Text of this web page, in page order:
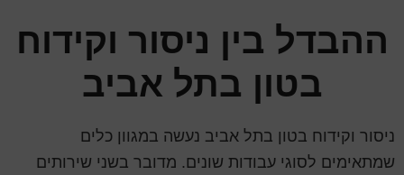
ההבדל בין ניסור וקידוח
בטון בתל אביב
ניסור וקידוח בטון בתל אביב נעשה במגוון כלים
שמתאימים לסוגי עבודות שונים. מדובר בשני שירותים